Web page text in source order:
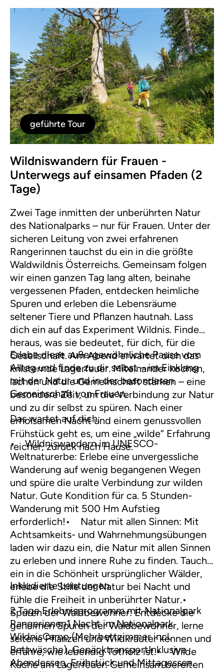
geführte Tour
Wildniswandern für Frauen -
Unterwegs auf einsamen Pfaden (2
Tage)
Zwei Tage inmitten der unberührten Natur
des Nationalparks – nur für Frauen. Unter der
sicheren Leitung von zwei erfahrenen
Rangerinnen tauchst du ein in die größte
Waldwildnis Österreichs. Gemeinsam folgen
wir einen ganzen Tag lang alten, beinahe
vergessenen Pfaden, entdecken heimliche
Spuren und erleben die Lebensräume
seltener Tiere und Pflanzen hautnah. Lass
dich ein auf das Experiment Wildnis. Finde
heraus, was sie bedeutet, für dich, für die
Gesellschaft. Am Abend erwartet dich das
knisternde Lagerfeuer. Miteinander kochen,
lachen und die Gemeinschaft stärken – eine
besondere Zeit, um die Verbindung zur Natur
und zu dir selbst zu spüren. Nach einer
erholsamen Nacht und einem genussvollen
Frühstück geht es, um eine „wilde“ Erfahrung
reicher, zurück nach Hause.
Erlebe diese außergewöhnliche Pause vom
Alltag und finde zu dir selbst – im Einklang
mit der Natur und in der besonderen
Gemeinschaft von Frauen.
Das wartet auf dich:
• Wildniswandern im UNESCO-
Weltnaturerbe: Erlebe eine unvergessliche
Wanderung auf wenig begangenen Wegen
und spüre die uralte Verbindung zur wilden
Natur. Gute Kondition für ca. 5 Stunden-
Wanderung mit 500 Hm Aufstieg
erforderlich!• Natur mit allen Sinnen: Mit
Achtsamkeits- und Wahrnehmungsübungen
laden wir dazu ein, die Natur mit allen Sinnen
zu erleben und innere Ruhe zu finden. Tauche
ein in die Schönheit ursprünglicher Wälder,
erlebe die Stille der Natur bei Nacht und
fühle die Freiheit in unberührter Natur.•
Spuren der Waldbewohner: Entdecke die
geheimen Spuren der Waldbewohner, lerne
seltene Pflanzen und Wildkräuter kennen und
erfahre, wie lebendig Totholz ist.• Wilde
Küche am Lagerfeuer: Gemeinsam bereiten
Inkludierte Leistungen
2 Tage Erlebnisprogramm mit Nationalpark
Rangerinnen1 Nacht im Nationalpark
WildnisCamp (Mehrbettzimmer incl.
Bettwäsche), GepäcktransportInklusive
Abendessen, Frühstück und Mittagessen.